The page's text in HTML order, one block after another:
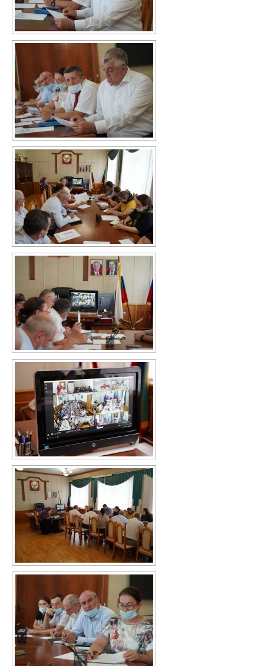
Независимая оценка качества
Механизмы управления качеством
образования
2020/2021 учебный год
2021/2022 учебный год
Аналитическая справка
Летний лагерь
Снижение документационной нагрузки
Управление и надзор в сфере
образования
Библиотека
Каталог художественной литературы
В помощь библиотекарю
Справки по проверкам
План мероприятий
Методические рекомендации
ВПР-2026
Контакты
Для сведения